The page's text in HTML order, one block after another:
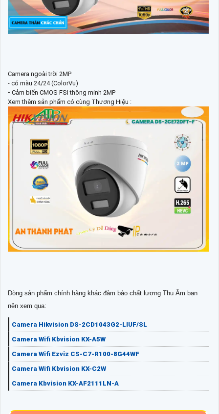
Camera ngoài trời 2MP
- có màu 24/24 (ColorVu)
• Cảm biến CMOS FSI thông minh 2MP
Xem thêm sản phẩm có cùng Thương Hiệu :
Dòng sản phẩm chính hãng khác đảm bảo chất lượng Thu Âm bạn
nên xem qua:
Camera Hikvision DS-2CD1043G2-LIUF/SL
Camera Wifi Kbvision KX-A5W
Camera Wifi Ezviz CS-C7-R100-8G44WF
Camera Wifi Kbvision KX-C2W
Camera Kbvision KX-AF2111LN-A